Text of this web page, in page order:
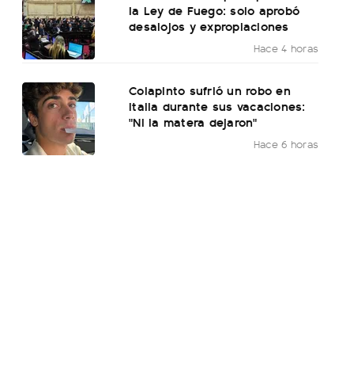
la Ley de Fuego: solo aprobó
desalojos y expropiaciones
Hace 4 horas
Colapinto sufrió un robo en
Italia durante sus vacaciones:
"Ni la matera dejaron"
Hace 6 horas